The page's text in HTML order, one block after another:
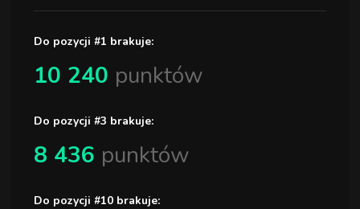
Do pozycji #1 brakuje:
10 240 punktów
Do pozycji #3 brakuje:
8 436 punktów
Do pozycji #10 brakuje: